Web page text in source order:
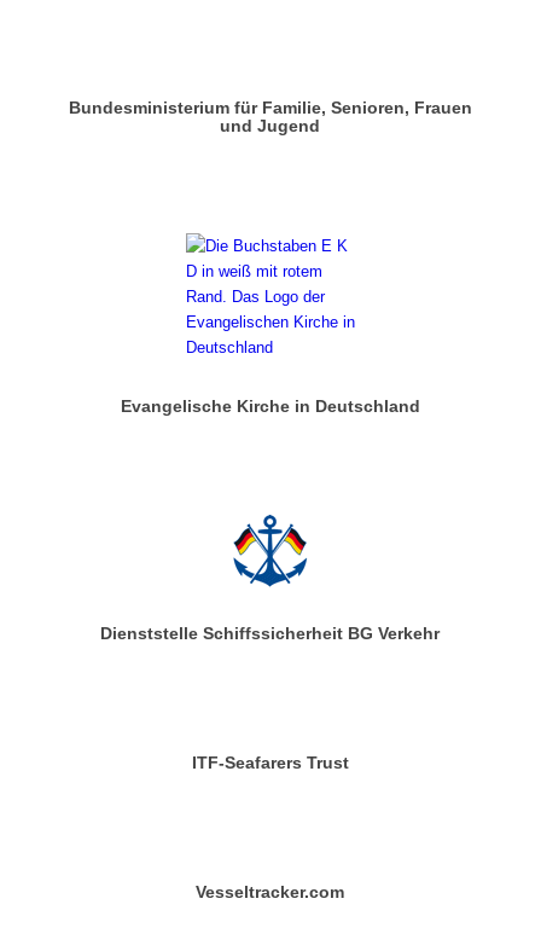
Bundesministerium für Familie, Senioren, Frauen
und Jugend
Evangelische Kirche in Deutschland
Dienststelle Schiffssicherheit BG Verkehr
ITF-Seafarers Trust
Vesseltracker.com